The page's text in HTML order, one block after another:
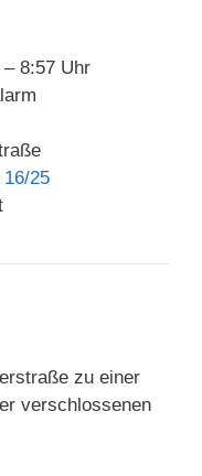
8:57 Uhr
25
zu einer
verschlossenen